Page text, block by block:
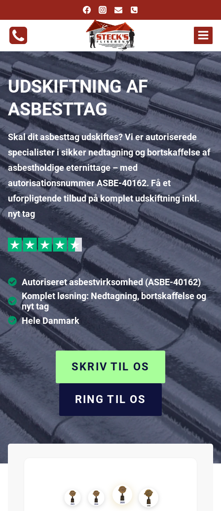
til
indhold
UDSKIFTNING AF
ASBESTTAG
Skal dit asbesttag udskiftes? Vi er autoriserede
specialister i sikker nedtagning og bortskaffelse af
asbestholdige eternittage – med
autorisationsnummer ASBE-40162. Få et
uforpligtende tilbud på komplet udskiftning inkl.
nyt tag
Autoriseret asbestvirksomhed (ASBE-40162)
Komplet løsning: Nedtagning, bortskaffelse og
nyt tag
Hele Danmark
SKRIV TIL OS
RING TIL OS